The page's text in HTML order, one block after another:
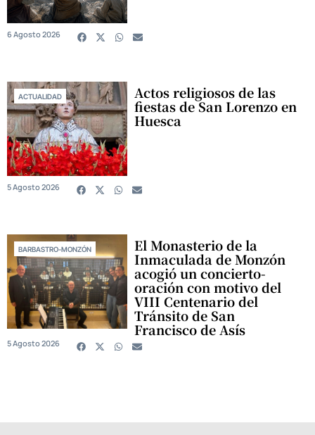
6 Agosto 2026
ACTUALIDAD Actos religiosos de las
fiestas de San Lorenzo en
Huesca
5 Agosto 2026
BARBASTRO-MONZÓN El Monasterio de la
Inmaculada de Monzón
acogió un concierto-
oración con motivo del
VIII Centenario del
Tránsito de San
Francisco de Asís
5 Agosto 2026